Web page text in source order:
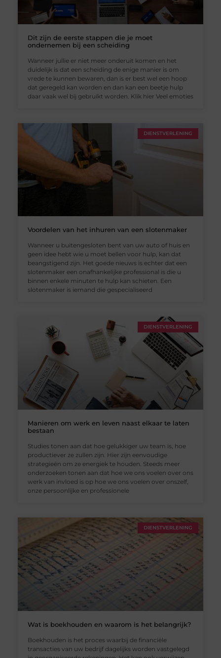
Dit zijn de eerste stappen die je moet
ondernemen bij een scheiding
Wanneer jullie er niet meer onderuit komen en het
duidelijk is dat een scheiding de enige manier is om
vrede te kunnen bewaren, dan is er best wel een hoop
dat geregeld kan worden en dan kan een beetje hulp
daar vaak wel bij gebruikt worden. Klik hier Veel emoties
DIENSTVERLENING
Voordelen van het inhuren van een slotenmaker
Wanneer u buitengesloten bent van uw auto of huis en
geen idee hebt wie u moet bellen voor hulp, kan dat
beangstigend zijn. Het goede nieuws is echter dat een
slotenmaker een onafhankelijke professional is die u
binnen enkele minuten te hulp kan schieten. Een
slotenmaker is iemand die gespecialiseerd
DIENSTVERLENING
Manieren om werk en leven naast elkaar te laten
bestaan
Studies tonen aan dat hoe gelukkiger uw team is, hoe
productiever ze zullen zijn. Hier zijn eenvoudige
strategieën om ze energiek te houden. Steeds meer
onderzoeken tonen aan dat hoe we ons voelen over ons
werk van invloed is op hoe we ons voelen over onszelf,
onze persoonlijke en professionele
DIENSTVERLENING
Wat is boekhouden en waarom is het belangrijk?
Boekhouden is het proces waarbij de financiële
transacties van uw bedrijf dagelijks worden vastgelegd